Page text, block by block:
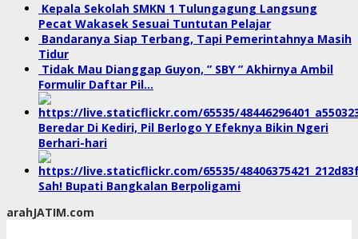
Kepala Sekolah SMKN 1 Tulungagung Langsung
Pecat Wakasek Sesuai Tuntutan Pelajar
Bandaranya Siap Terbang, Tapi Pemerintahnya Masih
Tidur
Tidak Mau Dianggap Guyon, ” SBY ” Akhirnya Ambil
Formulir Daftar Pil…
Beredar Di Kediri, Pil Berlogo Y Efeknya Bikin Ngeri
Berhari-hari
Sah! Bupati Bangkalan Berpoligami
arahJATIM.com